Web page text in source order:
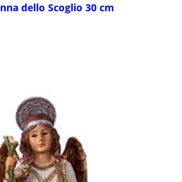
dello Scoglio 30 cm